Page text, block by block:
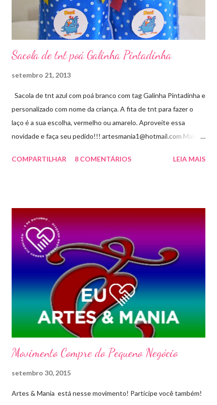
Sacola de tnt poá Galinha Pintadinha
setembro 21, 2013
Sacola de tnt azul com poá branco com tag Galinha Pintadinha e
personalizado com nome da criança. A fita de tnt para fazer o
laço é a sua escolha, vermelho ou amarelo. Aproveite essa
novidade e faça seu pedido!!! artesmania1@hotmail.com Mais
COMPARTILHAR
8 COMENTÁRIOS LEIA MAIS
Movimento Compre do Pequeno Negócio
setembro 30, 2015
Artes & Mania está nesse movimento! Participe você também!